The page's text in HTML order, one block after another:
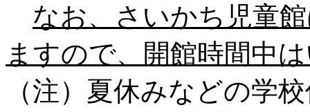
なお、さいかち児童
ますので、開館時間中
（注）夏休みなどの学